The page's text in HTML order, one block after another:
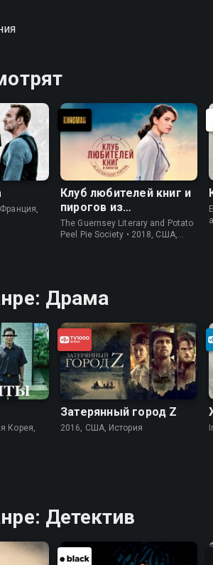
Клуб любителей книг и
пирогов из
картофельных
очистков
The Guernsey Literary and Potato
Peel Pie Society • 2018, США,
Драма
Корея,
Затерянный город Z
2016, США, История
Детектив